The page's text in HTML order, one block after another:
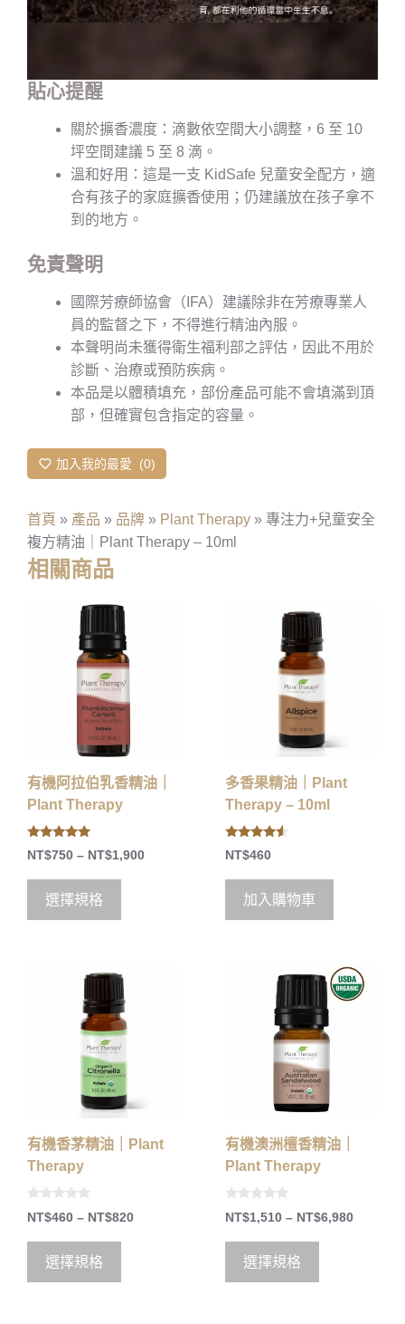
貼心提醒
關於擴香濃度：滴數依空間大小調整，6 至 10
坪空間建議 5 至 8 滴。
溫和好用：這是一支 KidSafe 兒童安全配方，適
合有孩子的家庭擴香使用；仍建議放在孩子拿不
到的地方。
免責聲明
國際芳療師協會（IFA）建議除非在芳療專業人
員的監督之下，不得進行精油內服。
本聲明尚未獲得衛生福利部之評估，因此不用於
診斷、治療或預防疾病。
本品是以體積填充，部份產品可能不會填滿到頂
部，但確實包含指定的容量。
加入我的最愛 0
首頁 » 產品 » 品牌 » Plant Therapy » 專注力+兒童安全
複方精油｜Plant Therapy – 10ml
相關商品
有機阿拉伯乳香精油｜
Plant Therapy
5.00
out of 5
NT$750 – NT$1,900
選擇規格
多香果精油｜Plant
Therapy – 10ml
4.33
out of 5
NT$460
加入購物車
有機香茅精油｜Plant
Therapy
0
o
5
NT$460 – NT$820
選擇規格
有機澳洲檀香精油｜
Plant Therapy
0
o
5
NT$1,510 – NT$6,980
選擇規格